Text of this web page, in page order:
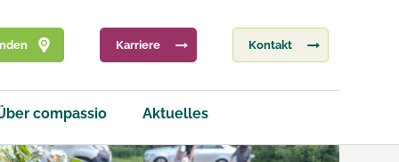
Karriere Kontakt
compassio Aktuelles